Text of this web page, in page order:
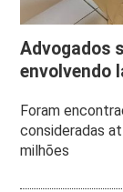
Advogados
envolvendo
Foram
consideradas
milhões